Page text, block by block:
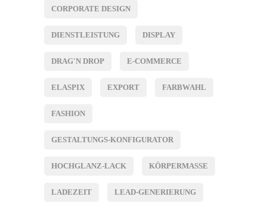
CORPORATE DESIGN
DIENSTLEISTUNG DISPLAY
DRAG'N DROP E-COMMERCE
ELASPIX EXPORT FARBWAHL
FASHION
GESTALTUNGS-KONFIGURATOR
HOCHGLANZ-LACK KÖRPERMASSE
LADEZEIT LEAD-GENERIERUNG